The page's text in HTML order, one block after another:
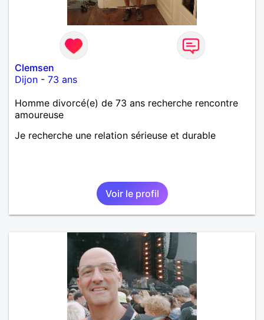
Clemsen
Dijon - 73 ans
Homme divorcé(e) de 73 ans recherche rencontre
amoureuse
Je recherche une relation sérieuse et durable
Voir le profil